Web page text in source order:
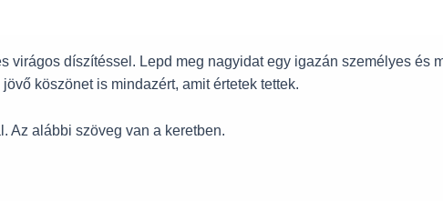
virágos díszítéssel. Lepd meg nagyidat egy igazán személyes és
köszönet is mindazért, amit értetek tettek.
Az alábbi szöveg van a keretben.